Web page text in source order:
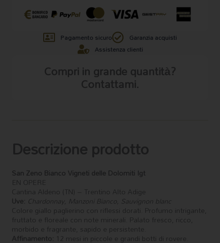
Pagamento sicuro
Garanzia acquisti
Assistenza clienti
Compri in grande quantità?
Contattami.
Descrizione prodotto
San Zeno Bianco Vigneti delle Dolomiti Igt
EN OPERE
Cantina Aldeno (TN) – Trentino Alto Adige
Uve: Chardonnay, Manzoni Bianco, Sauvignon blanc
Colore giallo paglierino con riflessi dorati. Profumo intrigante,
fruttato e floreale con note minerali. Palato fresco, ricco,
morbido e fragrante, sapido e persistente.
Affinamento: 12 mesi in piccole e grandi botti di rovere.